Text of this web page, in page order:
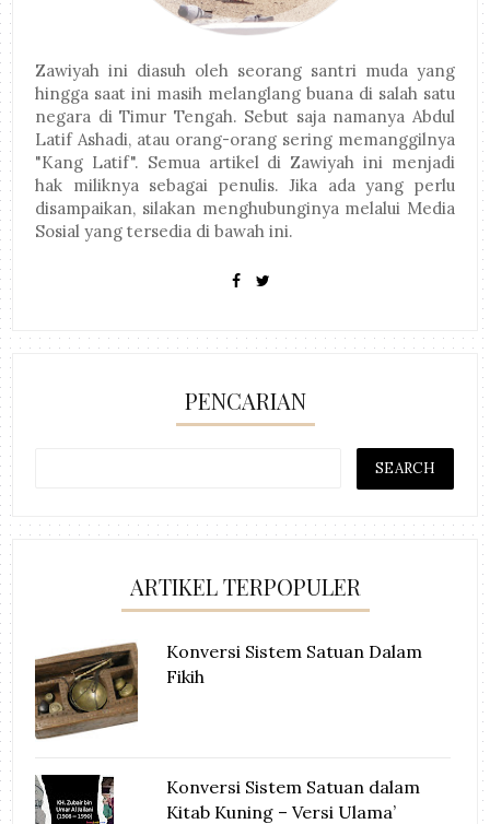
Zawiyah ini diasuh oleh seorang santri muda yang
hingga saat ini masih melanglang buana di salah satu
negara di Timur Tengah. Sebut saja namanya Abdul
Latif Ashadi, atau orang-orang sering memanggilnya
"Kang Latif". Semua artikel di Zawiyah ini menjadi
hak miliknya sebagai penulis. Jika ada yang perlu
disampaikan, silakan menghubunginya melalui Media
Sosial yang tersedia di bawah ini.
PENCARIAN
ARTIKEL TERPOPULER
Konversi Sistem Satuan Dalam
Fikih
Konversi Sistem Satuan dalam
Kitab Kuning – Versi Ulama’